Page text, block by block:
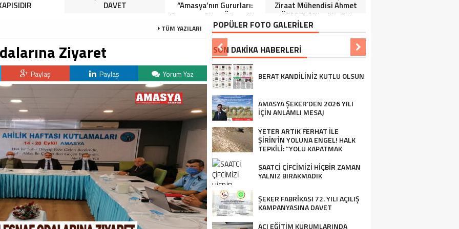
DAVET
“Amasya’nın Gururları:
Dereceye Giren Öğrenciler
İçin Anlamlı Tören”
Ziraat Mühendisi Ahmet
ÖZARSLAN’ın Mevlid
Kandili Mesajı
TÜM YAZILARI
Ziyaret
Paylaş Paylaş Yorum Yaz
POPÜLER FOTO GALERİLER
SON DAKİKA HABERLERİ
BERAT KANDİLİNİZ KUTLU OLSUN
AMASYA ŞEKER’DEN 2026 YILI
İÇİN ANLAMLI MESAJ
YETER ARTIK FERHAT İLE
ŞİRİN’İN YOLUNA ENGEL! HALK
TEPKİLİ: “YOLU KAPATMAK
SAATCİ ÇİFCİMİZİ HİÇBİR ZAMAN
YALNIZ BIRAKMADIK
ŞEKER FABRİKASI 72. YILI AÇILIŞ
KAMPANYASINA DAVET
AÇI EĞİTİM KURUMLARINDA